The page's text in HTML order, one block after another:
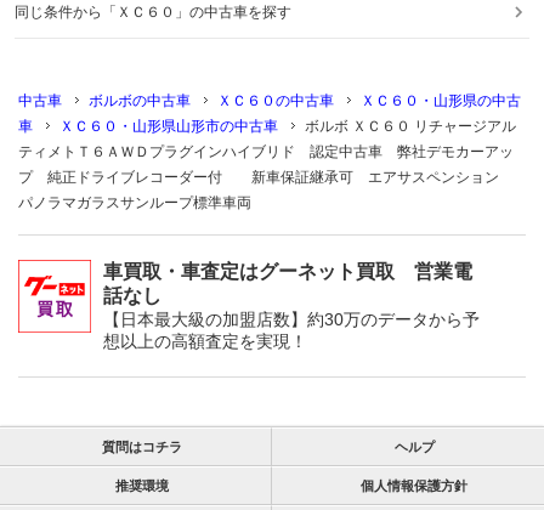
同じ条件から「ＸＣ６０」の中古車を探す
中古車 ボルボの中古車 ＸＣ６０の中古車
ＸＣ６０・山形県の中古
車
ＸＣ６０・山形県山形市の中古車
ボルボ ＸＣ６０ リチャージアル
ティメトＴ６ＡＷＤプラグインハイブリド 認定中古車 弊社デモカーアッ
プ 純正ドライブレコーダー付 新車保証継承可 エアサスペンション
パノラマガラスサンループ標準車両
車買取・車査定はグーネット買取 営業電
話なし
【日本最大級の加盟店数】約30万のデータから予
想以上の高額査定を実現！
質問はコチラ ヘルプ
推奨環境 個人情報保護方針